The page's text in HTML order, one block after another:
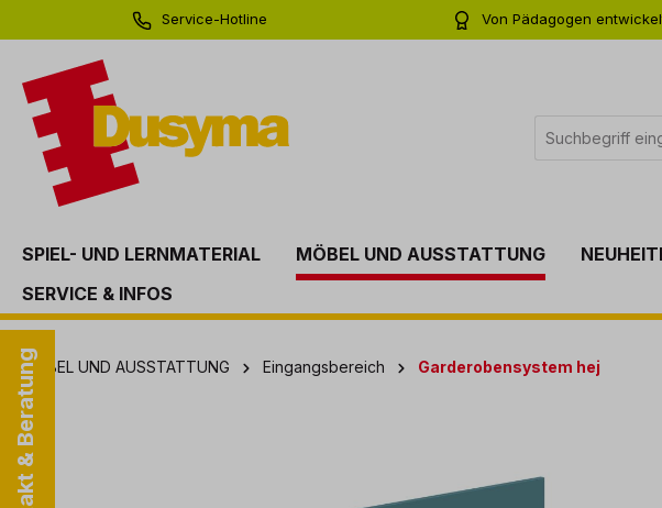
Zur Hauptnavigation springen
Service-Hotline
Von Pädagogen
SPIEL- UND LERNMATERIAL MÖBEL UND AUSSTATTUNG
SERVICE & INFOS
Kontakt & Beratung
MÖBEL UND AUSSTATTUNG Eingangsbereich Garderobensystem hej
Bildergalerie überspringen